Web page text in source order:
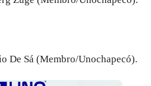
De Sá (Membro/Unochapecó).